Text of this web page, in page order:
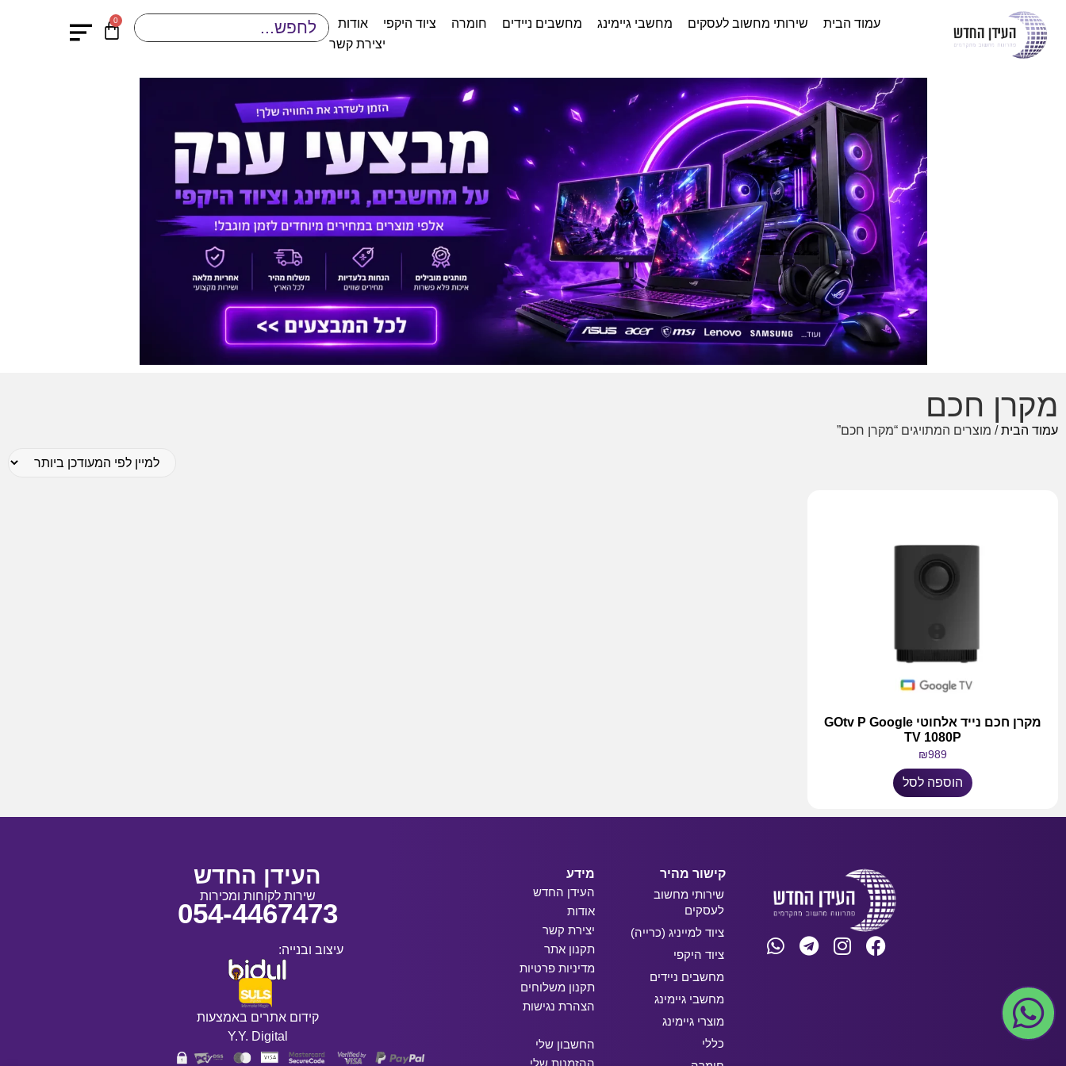
עמוד הבית שירותי מחשוב לעסקים מחשבי גיימינג מחשבים ניידים חומרה ציוד היקפי
אודות
יצירת קשר
0
מקרן חכם
עמוד הבית/ מוצרים המתויגים “מקרן חכם”
מקרן חכם נייד אלחוטי GOtv P Google
TV 1080P
₪989
הוספה לסל
קישור מהיר
שירותי מחשוב
לעסקים
ציוד למייניג (כרייה)
ציוד היקפי
מחשבים ניידים
מחשבי גיימינג
מוצרי גיימינג
כללי
מידע
העידן החדש
אודות
יצירת קשר
תקנון אתר
מדיניות פרטיות
תקנון משלוחים
הצהרת נגישות
החשבון שלי
העידן החדש
שירות לקוחות ומכירות
054-4467473
עיצוב ובנייה:
קידום אתרים באמצעות
Y.Y. Digital